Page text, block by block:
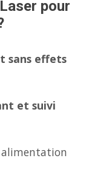
pour
sans effets
et suivi